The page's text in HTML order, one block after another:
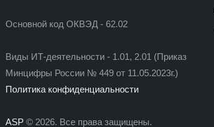
Основной код ОКВЭД - 62.02
Виды ИТ-деятельности - 1.01, 2.01 (Приказ
Минцифры России № 449 от 11.05.2023г.)
Политика конфиденциальности
ASP © 2026. Все права защищены.